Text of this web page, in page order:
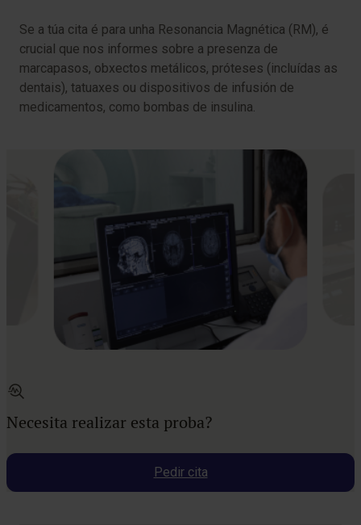
Se a túa cita é para unha Resonancia Magnética (RM), é
crucial que nos informes sobre a presenza de
marcapasos, obxectos metálicos, próteses (incluídas as
dentais), tatuaxes ou dispositivos de infusión de
medicamentos, como bombas de insulina.
Necesita realizar esta proba?
Pedir cita